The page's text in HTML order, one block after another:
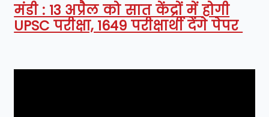
मंडी : 13 अप्रैल को सात केंद्रों में होगी
UPSC परीक्षा, 1649 परीक्षार्थी देंगे पेपर